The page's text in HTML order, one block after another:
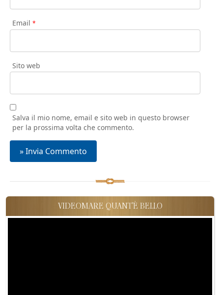
Email *
Sito web
Salva il mio nome, email e sito web in questo browser
per la prossima volta che commento.
VIDEOMARE QUANT'È BELLO